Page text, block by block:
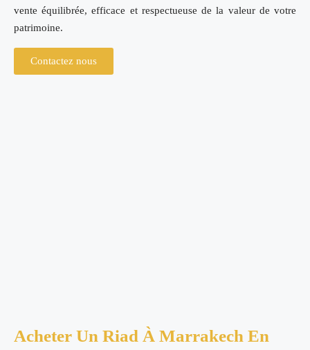
vente équilibrée, efficace et respectueuse de la valeur de votre
patrimoine.
Contactez nous
Acheter Un Riad À Marrakech En